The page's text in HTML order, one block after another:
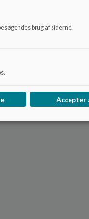
brug af siderne.
Accepter